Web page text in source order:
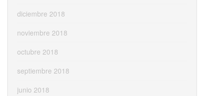
diciembre 2018
noviembre 2018
octubre 2018
septiembre 2018
junio 2018